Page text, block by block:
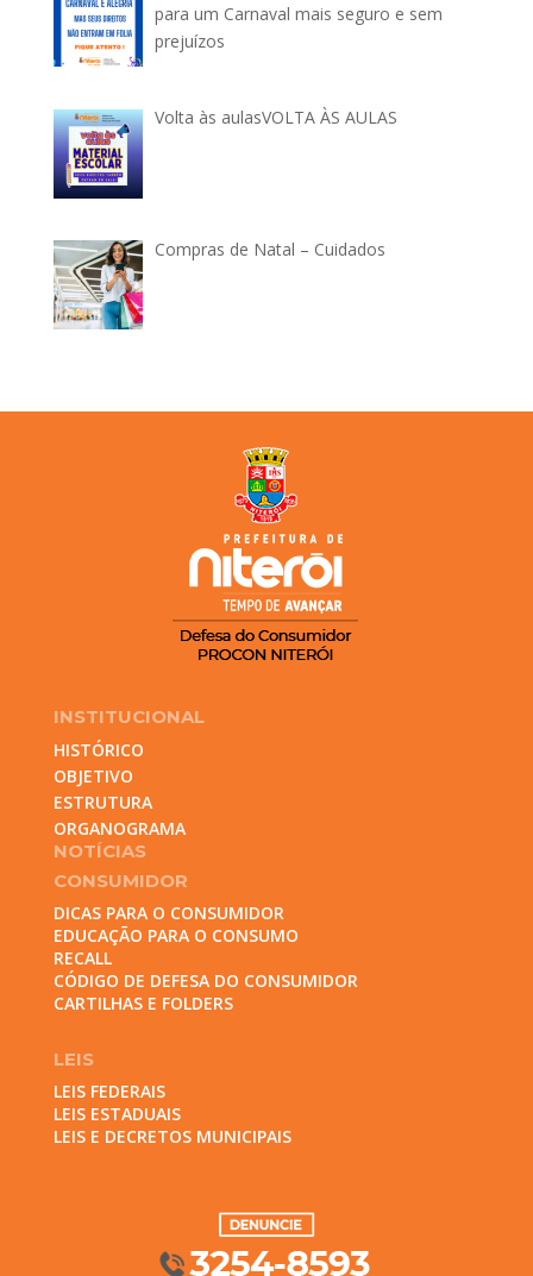
para um Carnaval mais seguro e sem
prejuízos
Volta às aulasVOLTA ÀS AULAS
Compras de Natal – Cuidados
INSTITUCIONAL
HISTÓRICO
OBJETIVO
ESTRUTURA
ORGANOGRAMA
NOTÍCIAS
CONSUMIDOR
DICAS PARA O CONSUMIDOR
EDUCAÇÃO PARA O CONSUMO
RECALL
CÓDIGO DE DEFESA DO CONSUMIDOR
CARTILHAS E FOLDERS
LEIS
LEIS FEDERAIS
LEIS ESTADUAIS
LEIS E DECRETOS MUNICIPAIS